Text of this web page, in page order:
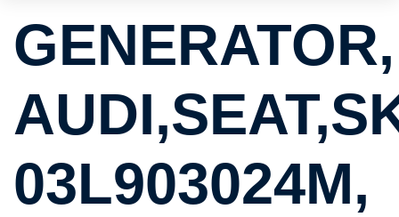
GENERATOR,
03L903024M,